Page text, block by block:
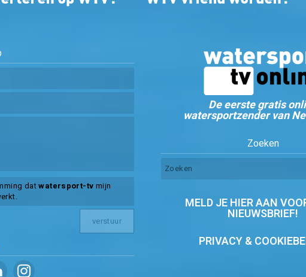
datwatersport-tv mijn
De eerste gratis
watersportzender van
Zoeken
MELD JE HIER AAN
NIEUWSBRIEF!
PRIVACY &